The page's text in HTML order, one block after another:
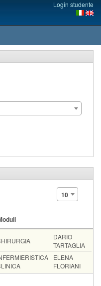
Login studente
10
DARIO
TARTAGLIA
ELENA
FLORIANI